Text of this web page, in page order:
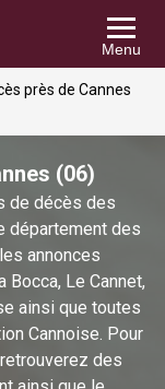
Menu
près de Cannes
(06)
de décès des
département des
annonces
Le Cannet,
ainsi que toutes
Cannoise. Pour
des